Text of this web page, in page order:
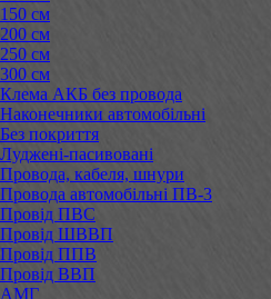
150 см
200 см
250 см
300 см
Клема АКБ без провода
Наконечники автомобільні
Без покриття
Луджені-пасивовані
Провода, кабеля, шнури
Провода автомобільні ПВ-3
Провід ПВС
Провід ШВВП
Провід ППВ
Провід ВВП
АМГ